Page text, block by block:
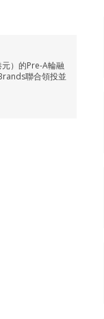
）的Pre-A輪融
聯合領投並